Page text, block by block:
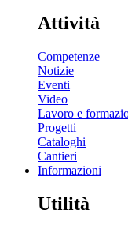
Attività
Competenze
Notizie
Eventi
Video
Lavoro e
Progetti
Cataloghi
Cantieri
Informazioni
Utilità